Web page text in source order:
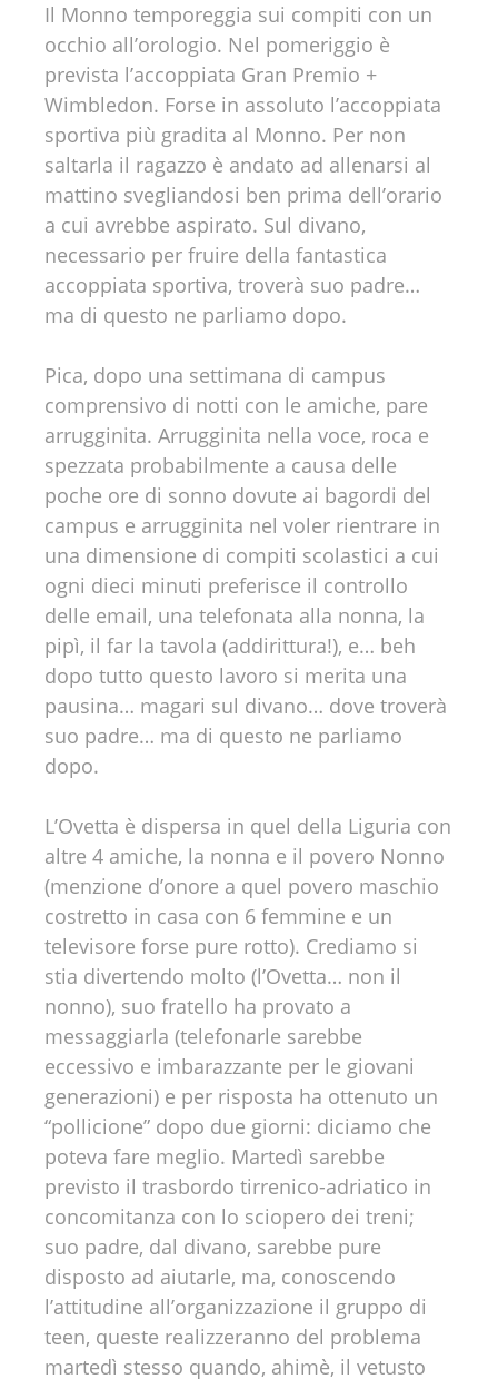
Il Monno temporeggia sui compiti con un
occhio all’orologio. Nel pomeriggio è
prevista l’accoppiata Gran Premio +
Wimbledon. Forse in assoluto l’accoppiata
sportiva più gradita al Monno. Per non
saltarla il ragazzo è andato ad allenarsi al
mattino svegliandosi ben prima dell’orario
a cui avrebbe aspirato. Sul divano,
necessario per fruire della fantastica
accoppiata sportiva, troverà suo padre…
ma di questo ne parliamo dopo.
Pica, dopo una settimana di campus
comprensivo di notti con le amiche, pare
arrugginita. Arrugginita nella voce, roca e
spezzata probabilmente a causa delle
poche ore di sonno dovute ai bagordi del
campus e arrugginita nel voler rientrare in
una dimensione di compiti scolastici a cui
ogni dieci minuti preferisce il controllo
delle email, una telefonata alla nonna, la
pipì, il far la tavola (addirittura!), e… beh
dopo tutto questo lavoro si merita una
pausina… magari sul divano… dove troverà
suo padre… ma di questo ne parliamo
dopo.
L’Ovetta è dispersa in quel della Liguria con
altre 4 amiche, la nonna e il povero Nonno
(menzione d’onore a quel povero maschio
costretto in casa con 6 femmine e un
televisore forse pure rotto). Crediamo si
stia divertendo molto (l’Ovetta… non il
nonno), suo fratello ha provato a
messaggiarla (telefonarle sarebbe
eccessivo e imbarazzante per le giovani
generazioni) e per risposta ha ottenuto un
“pollicione” dopo due giorni: diciamo che
poteva fare meglio. Martedì sarebbe
previsto il trasbordo tirrenico-adriatico in
concomitanza con lo sciopero dei treni;
suo padre, dal divano, sarebbe pure
disposto ad aiutarle, ma, conoscendo
l’attitudine all’organizzazione il gruppo di
teen, queste realizzeranno del problema
martedì stesso quando, ahimè, il vetusto